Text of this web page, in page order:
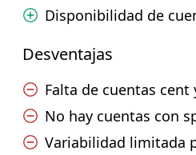
Disponibilidad de
Desventajas
Falta de cuentas cent
No hay cuentas con
Variabilidad limitada